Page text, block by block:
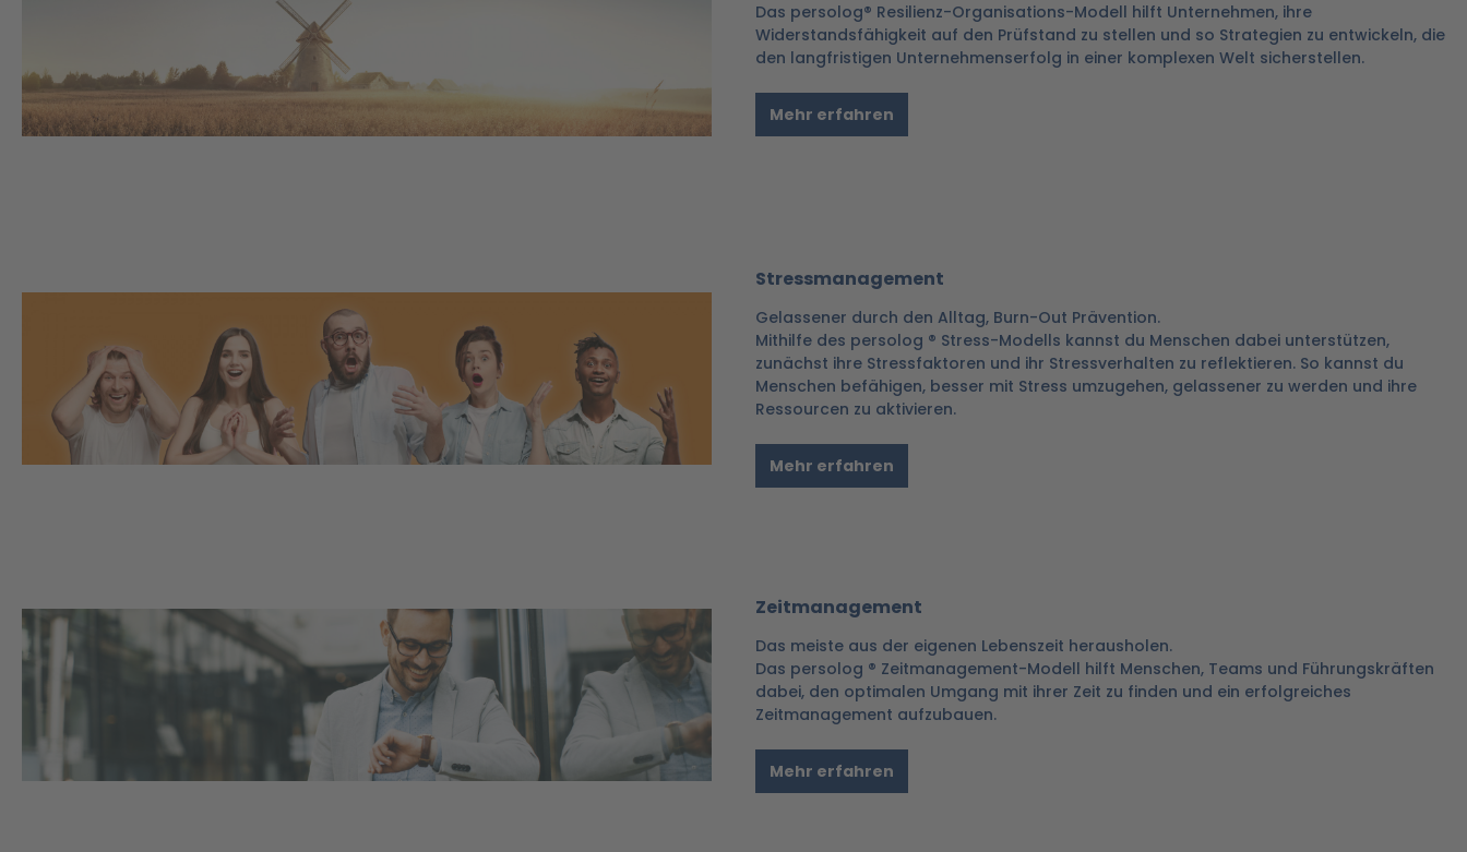
Das persolog® Resilienz-Organisations-Modell hilft Unternehmen, ihre
Widerstandsfähigkeit auf den Prüfstand zu stellen und so Strategien zu entwickeln, die
den langfristigen Unternehmenserfolg in einer komplexen Welt sicherstellen.
Mehr erfahren
Stressmanagement
Gelassener durch den Alltag, Burn-Out Prävention.
Mithilfe des persolog ® Stress-Modells kannst du Menschen dabei unterstützen,
zunächst ihre Stressfaktoren und ihr Stressverhalten zu reflektieren. So kannst du
Menschen befähigen, besser mit Stress umzugehen, gelassener zu werden und ihre
Ressourcen zu aktivieren.
Mehr erfahren
Zeitmanagement
Das meiste aus der eigenen Lebenszeit herausholen.
Das persolog ® Zeitmanagement-Modell hilft Menschen, Teams und Führungskräften
dabei, den optimalen Umgang mit ihrer Zeit zu finden und ein erfolgreiches
Zeitmanagement aufzubauen.
Mehr erfahren